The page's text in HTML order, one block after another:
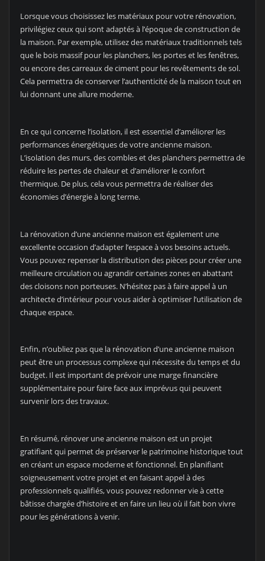
Lorsque vous choisissez les matériaux pour votre rénovation,
privilégiez ceux qui sont adaptés à l’époque de construction de
la maison. Par exemple, utilisez des matériaux traditionnels tels
que le bois massif pour les planchers, les portes et les fenêtres,
ou encore des carreaux de ciment pour les revêtements de sol.
Cela permettra de conserver l’authenticité de la maison tout en
lui donnant une allure moderne.
En ce qui concerne l’isolation, il est essentiel d’améliorer les
performances énergétiques de votre ancienne maison.
L’isolation des murs, des combles et des planchers permettra de
réduire les pertes de chaleur et d’améliorer le confort
thermique. De plus, cela vous permettra de réaliser des
économies d’énergie à long terme.
La rénovation d’une ancienne maison est également une
excellente occasion d’adapter l’espace à vos besoins actuels.
Vous pouvez repenser la distribution des pièces pour créer une
meilleure circulation ou agrandir certaines zones en abattant
des cloisons non porteuses. N’hésitez pas à faire appel à un
architecte d’intérieur pour vous aider à optimiser l’utilisation de
chaque espace.
Enfin, n’oubliez pas que la rénovation d’une ancienne maison
peut être un processus complexe qui nécessite du temps et du
budget. Il est important de prévoir une marge financière
supplémentaire pour faire face aux imprévus qui peuvent
survenir lors des travaux.
En résumé, rénover une ancienne maison est un projet
gratifiant qui permet de préserver le patrimoine historique tout
en créant un espace moderne et fonctionnel. En planifiant
soigneusement votre projet et en faisant appel à des
professionnels qualifiés, vous pouvez redonner vie à cette
bâtisse chargée d’histoire et en faire un lieu où il fait bon vivre
pour les générations à venir.